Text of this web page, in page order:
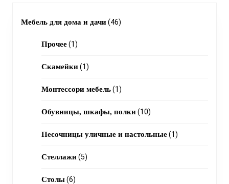
Мебель для дома и дачи 4646
Прочее 11
product
Скамейки 11
product
Монтессори мебель 11
product
Обувницы, шкафы, полки 1010
products
Песочницы уличные и настольные 11
Стеллажи 55
Столы 66